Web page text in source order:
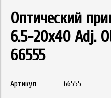
Оптический
6.5-20x40 Adj.
66555
Артикул 66555